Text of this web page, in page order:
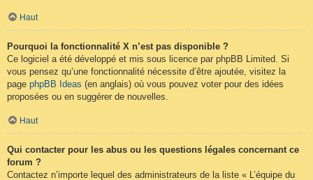
Haut
Pourquoi la fonctionnalité X n’est pas disponible ?
Ce logiciel a été développé et mis sous licence par phpBB Limited. Si
vous pensez qu’une fonctionnalité nécessite d’être ajoutée, visitez la
page phpBB Ideas (en anglais) où vous pouvez voter pour des idées
proposées ou en suggérer de nouvelles.
Haut
Qui contacter pour les abus ou les questions légales concernant ce
forum ?
Contactez n’importe lequel des administrateurs de la liste « L’équipe du